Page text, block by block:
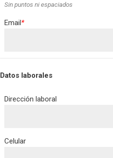
Sin puntos ni espaciados
Email*
Datos laborales
Dirección laboral
Celular